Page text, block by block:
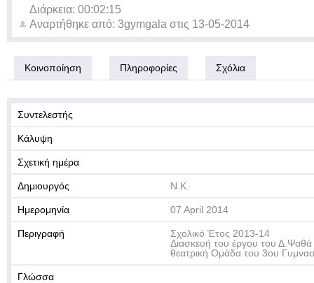
Διάρκεια: 00:02:15
Αναρτήθηκε από: 3gymgala στις 13-05-2014
Κοινοποίηση Πληροφορίες Σχόλια
Συντελεστής
Κάλυψη
Σχετική ημέρα
Δημιουργός Ν.Κ.
Ημερομηνία 07 April 2014
Περιγραφή
Σχολικό Έτος 2013-14
Διασκευή του έργου του Δ.Ψαθά
θεατρική Ομάδα του 3ου
Γλώσσα